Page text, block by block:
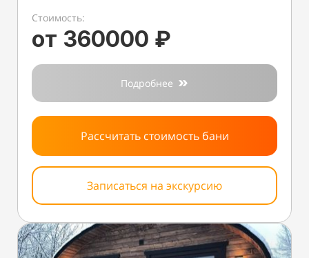
Стоимость:
от 360000 ₽
Подробнее
Рассчитать стоимость бани
Записаться на экскурсию